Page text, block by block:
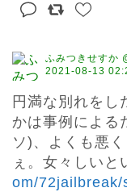
ふみつきせすか
2021-08-13
円満な別れをし
かは事例による
ソ)、よくも悪
ぇ。女々しい
om/72jailbreak/